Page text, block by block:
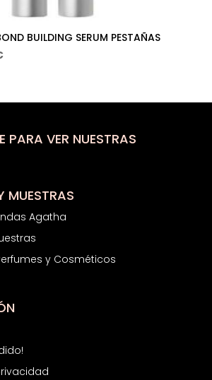
BUILDING SERUM PESTAÑAS
El
es:
PARA VER NUESTRAS
MUESTRAS
Agatha
y Cosméticos